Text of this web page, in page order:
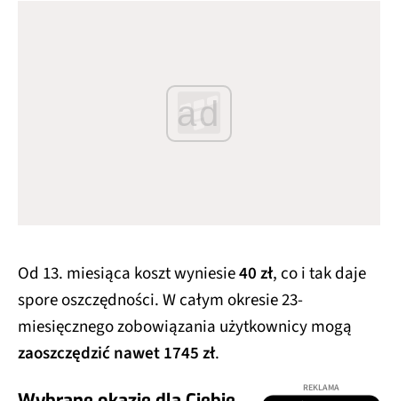
ad
Od 13. miesiąca koszt wyniesie40 zł, co i tak daje
spore oszczędności. W całym okresie 23-
miesięcznego zobowiązania użytkownicy mogą
zaoszczędzić nawet 1745 zł.
REKLAMA